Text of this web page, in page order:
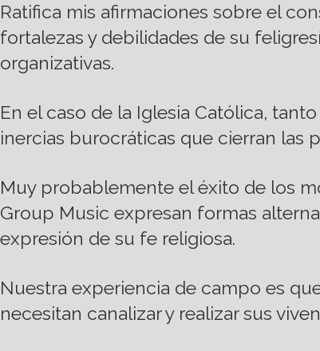
Ratifica mis afirmaciones sobre el
fortalezas y debilidades de su
organizativas.
En el caso de la Iglesia Católica,
inercias burocráticas que cierran las
Muy probablemente el éxito de los
Group Music expresan formas
expresión de su fe religiosa.
Nuestra experiencia de campo es
necesitan canalizar y realizar sus